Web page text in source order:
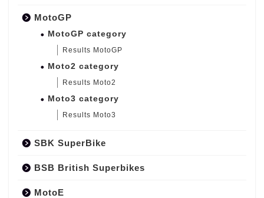
MotoGP
MotoGP category
Results MotoGP
Moto2 category
Results Moto2
Moto3 category
Results Moto3
SBK SuperBike
BSB British Superbikes
MotoE